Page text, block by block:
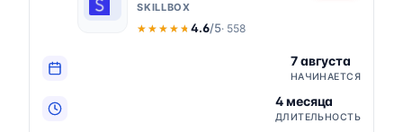
SKILLBOX
★★★★★
★★★★★4.6/5· 558
7 августа
НАЧИНАЕТСЯ
4 месяца
ДЛИТЕЛЬНОСТЬ